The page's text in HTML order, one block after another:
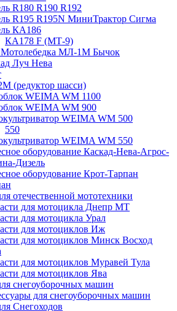
R180 R190 R192
R195 R195N МиниТрактор Сигма
КА186
КА178 F (МТ-9)
МЛ-1М Бычок
Луч Нева
(редуктор шасси)
WEIMA WM 1100
WEIMA WM 900
WEIMA WM 500
550
WEIMA WM 550
оборудование Каскад-Нева-Агрос-
Дизель
оборудование Крот-Тарпан
отечественной мототехники
для мотоцикла Днепр МТ
для мотоцикла Урал
для мотоциклов Иж
для мотоциклов Минск Восход
для мотоциклов Муравей Тула
для мотоциклов Ява
снегоуборочных машин
для снегоуборочных машин
Снегоходов